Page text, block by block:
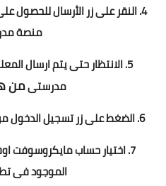
4. النقر على زر الأرسال للحصول على معلومات تسجيل الدخول فى
منصة
5. الانتظار حتى يتم ارسال
مدرستىمن
6. الضغط على زر تسجيل الدخول من الجزء العلوي الأيسر للشاشة.
7. اختيار حساب مايكروسوفت
الموجود فى